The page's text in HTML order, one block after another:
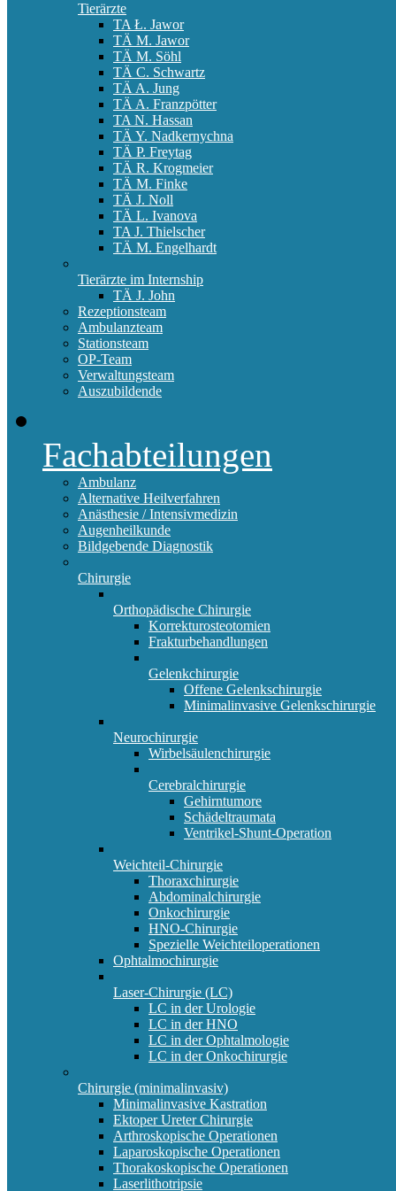
Tierärzte
TA Ł. Jawor
TÄ M. Jawor
TÄ M. Söhl
TÄ C. Schwartz
TÄ A. Jung
TÄ A. Franzpötter
TA N. Hassan
TÄ Y. Nadkernychna
TÄ P. Freytag
TÄ R. Krogmeier
TÄ M. Finke
TÄ J. Noll
TÄ L. Ivanova
TA J. Thielscher
TÄ M. Engelhardt
Tierärzte im Internship
TÄ J. John
Rezeptionsteam
Ambulanzteam
Stationsteam
OP-Team
Verwaltungsteam
Auszubildende
Fachabteilungen
Ambulanz
Alternative Heilverfahren
Anästhesie / Intensivmedizin
Augenheilkunde
Bildgebende Diagnostik
Chirurgie
Orthopädische Chirurgie
Korrekturosteotomien
Frakturbehandlungen
Gelenkchirurgie
Offene Gelenkschirurgie
Minimalinvasive Gelenkschirurgie
Neurochirurgie
Wirbelsäulenchirurgie
Cerebralchirurgie
Gehirntumore
Schädeltraumata
Ventrikel-Shunt-Operation
Weichteil-Chirurgie
Thoraxchirurgie
Abdominalchirurgie
Onkochirurgie
HNO-Chirurgie
Spezielle Weichteiloperationen
Ophtalmochirurgie
Laser-Chirurgie (LC)
LC in der Urologie
LC in der HNO
LC in der Ophtalmologie
LC in der Onkochirurgie
Chirurgie (minimalinvasiv)
Minimalinvasive Kastration
Ektoper Ureter Chirurgie
Arthroskopische Operationen
Laparoskopische Operationen
Thorakoskopische Operationen
Laserlithotripsie